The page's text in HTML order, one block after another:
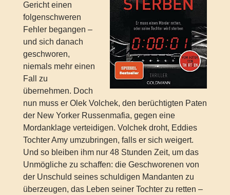
Gericht einen
folgenschweren
Fehler begangen –
und sich danach
geschworen,
niemals mehr einen
Fall zu
übernehmen. Doch
nun muss er Olek Volchek, den berüchtigten Paten
der New Yorker Russenmafia, gegen eine
Mordanklage verteidigen. Volchek droht, Eddies
Tochter Amy umzubringen, falls er sich weigert.
Und so bleiben ihm nur 48 Stunden Zeit, um das
Unmögliche zu schaffen: die Geschworenen von
der Unschuld seines schuldigen Mandanten zu
überzeugen, das Leben seiner Tochter zu retten –